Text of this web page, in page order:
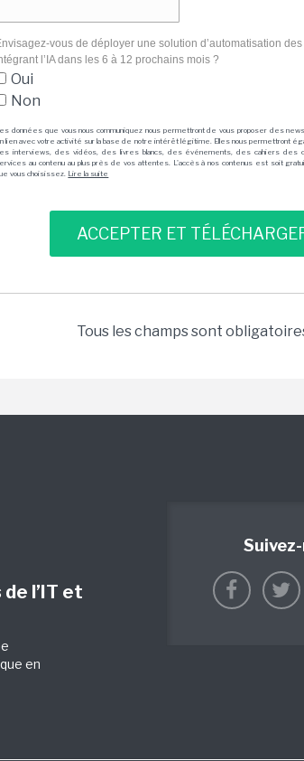
vous de déployer une solution d’automatisation
l’IA dans les 6 à 12 prochains mois ?
Oui
Non
données que vous nous communiquez nous permettront de vous proposer des
lien avec votre activité sur la base de notre intérêt légitime. Elles nous permettront
interviews, des vidéos, des livres blancs, des événements, des cahiers des
au contenu au plus près de vos attentes. L'accès à nos contenus est soit
vous choisissez. Lire la suite
Tous les champs sont
l’IT et
en